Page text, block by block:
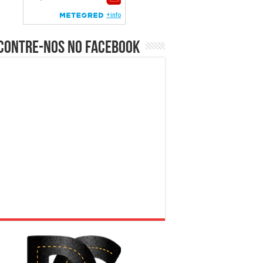
nos no Facebook